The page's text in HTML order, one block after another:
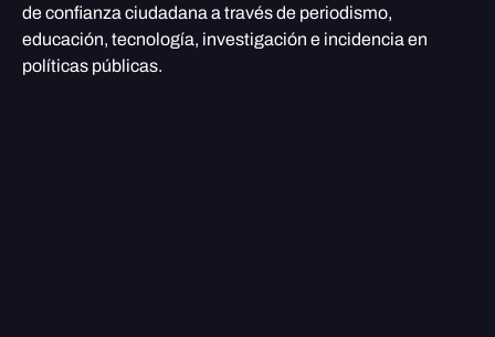
de confianza ciudadana a través de periodismo,
educación, tecnología, investigación e incidencia en
políticas públicas.